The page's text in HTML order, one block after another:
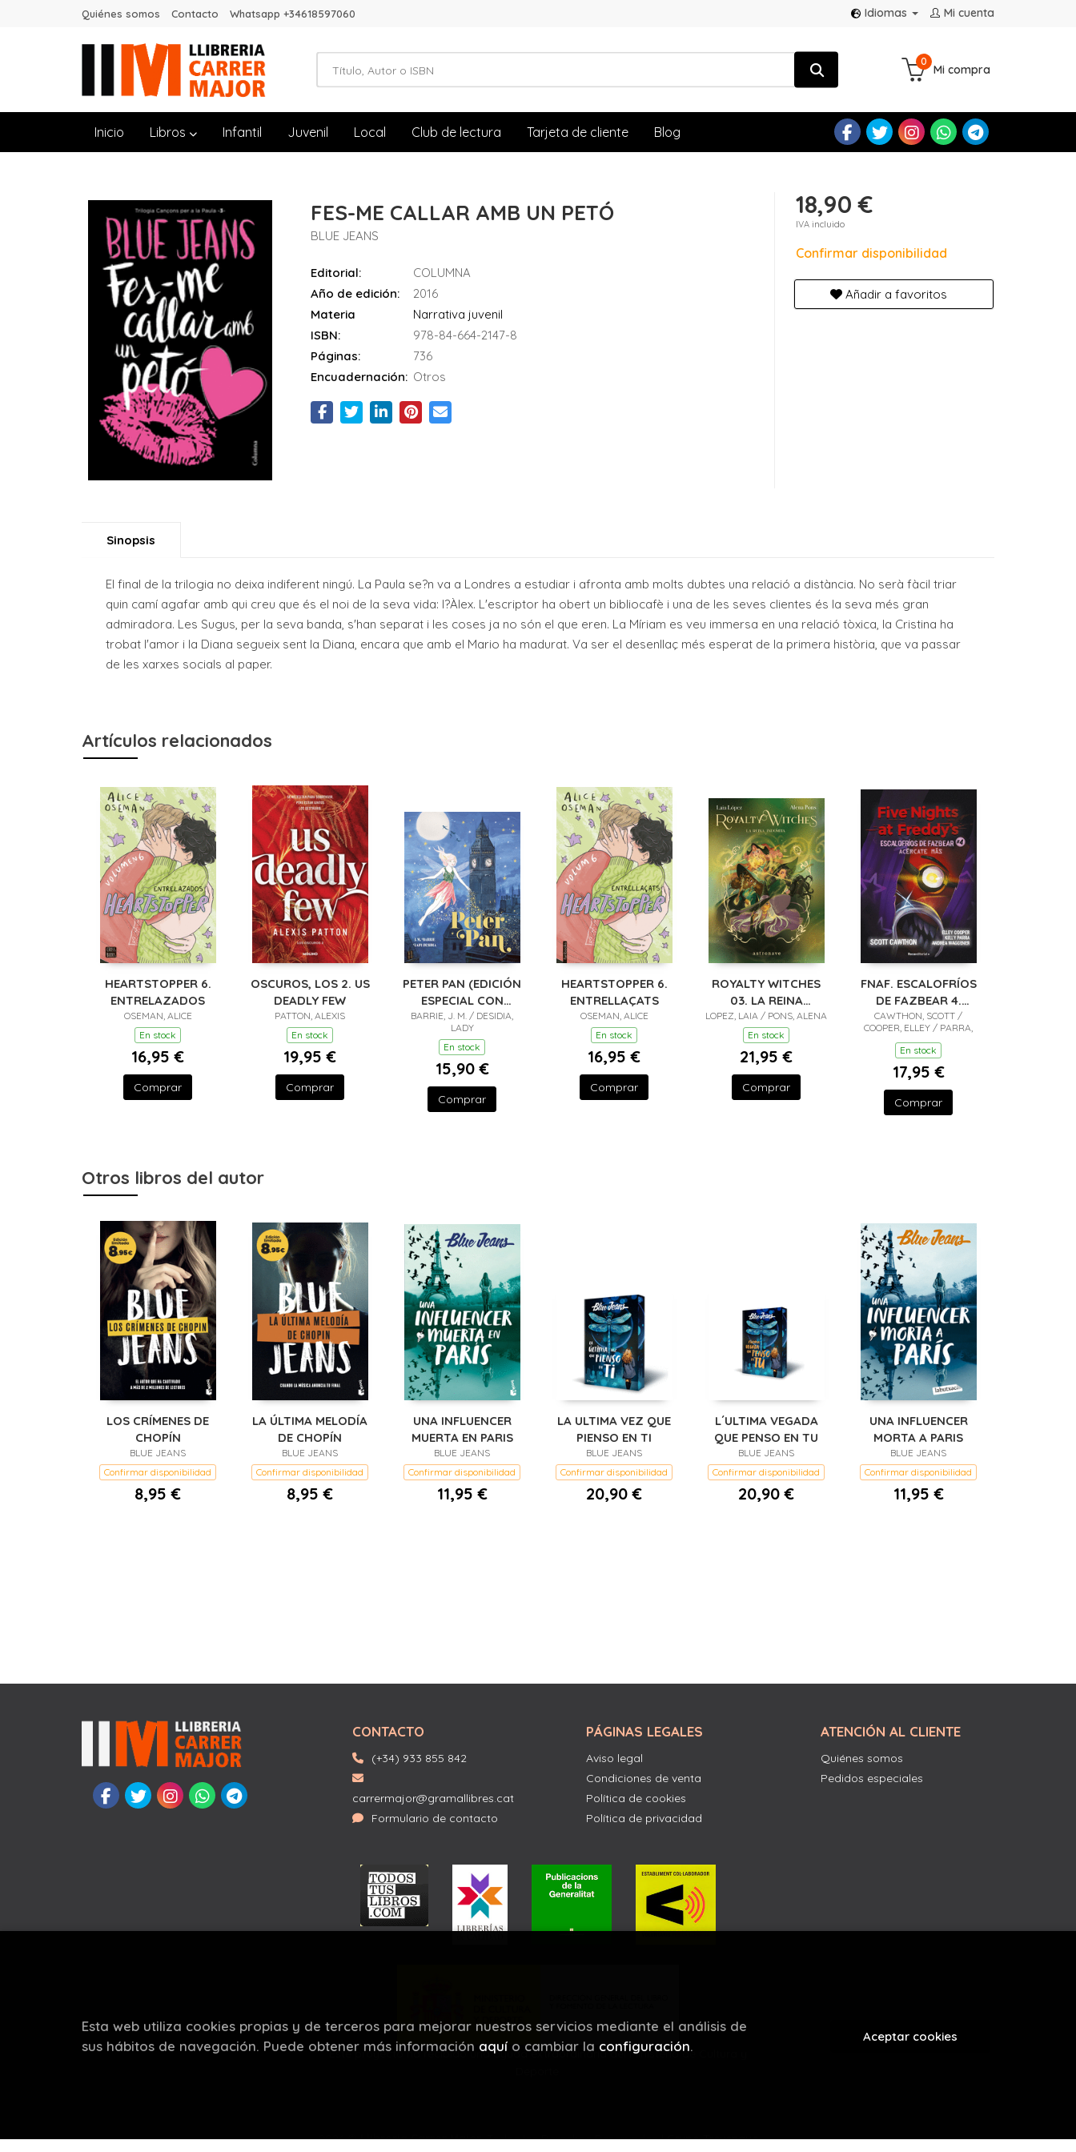
Mi cuenta
Idiomas
Quiénes somos Contacto Whatsapp +34618597060
Mi compra
0
Inicio Libros Infantil Juvenil Local Club de lectura Tarjeta de cliente Blog
FES-ME CALLAR AMB UN PETÓ
BLUE JEANS
Editorial:
COLUMNA
Año de edición:
2016
Materia
Narrativa juvenil
ISBN:
978-84-664-2147-8
Páginas:
736
Encuadernación: Otros
18,90 €
IVA incluido
Confirmar disponibilidad
Añadir a favoritos
Sinopsis
El final de la trilogia no deixa indiferent ningú. La Paula se?n va a Londres a estudiar i afronta amb molts dubtes una relació a distància. No serà fàcil triar
quin camí agafar amb qui creu que és el noi de la seva vida: l?Àlex. L'escriptor ha obert un bibliocafè i una de les seves clientes és la seva més gran
admiradora. Les Sugus, per la seva banda, s'han separat i les coses ja no són el que eren. La Míriam es veu immersa en una relació tòxica, la Cristina ha
trobat l'amor i la Diana segueix sent la Diana, encara que amb el Mario ha madurat. Va ser el desenllaç més esperat de la primera història, que va passar
de les xarxes socials al paper.
Artículos relacionados
HEARTSTOPPER 6.
ENTRELAZADOS
OSEMAN, ALICE
En stock
16,95 €
Comprar
OSCUROS, LOS 2. US
DEADLY FEW
PATTON, ALEXIS
En stock
19,95 €
Comprar
PETER PAN (EDICIÓN
ESPECIAL CON
CANTOS TINTADOS)
BARRIE, J. M. / DESIDIA,
LADY
En stock
15,90 €
Comprar
HEARTSTOPPER 6.
ENTRELLAÇATS
OSEMAN, ALICE
En stock
16,95 €
Comprar
ROYALTY WITCHES
03. LA REINA
INDOMITA
LOPEZ, LAIA / PONS, ALENA
En stock
21,95 €
Comprar
FNAF. ESCALOFRÍOS
DE FAZBEAR 4.
ACERCATE
CAWTHON, SCOTT /
COOPER, ELLEY / PARRA,
KELL
En stock
17,95 €
Comprar
Otros libros del autor
LOS CRÍMENES DE
CHOPÍN
BLUE JEANS
Confirmar disponibilidad
8,95 €
LA ÚLTIMA MELODÍA
DE CHOPÍN
BLUE JEANS
Confirmar disponibilidad
8,95 €
UNA INFLUENCER
MUERTA EN PARIS
BLUE JEANS
Confirmar disponibilidad
11,95 €
LA ULTIMA VEZ QUE
PIENSO EN TI
BLUE JEANS
Confirmar disponibilidad
20,90 €
L´ULTIMA VEGADA
QUE PENSO EN TU
BLUE JEANS
Confirmar disponibilidad
20,90 €
UNA INFLUENCER
MORTA A PARIS
BLUE JEANS
Confirmar disponibilidad
11,95 €
CONTACTO
(+34) 933 855 842
carrermajor@gramallibres.cat
Formulario de contacto
PÁGINAS LEGALES
Aviso legal
Condiciones de venta
Política de cookies
Política de privacidad
ATENCIÓN AL CLIENTE
Quiénes somos
Pedidos especiales
Este proyecto ha recibido una ayuda extraordinaria del Ministerio de Cultura y
2026 ©Llibreria Carrer Major. Todos los Derechos Reservados |Grupo Trevenque
Esta web utiliza cookies propias y de terceros para mejorar nuestros servicios mediante el análisis de
sus hábitos de navegación. Puede obtener más información aquí o cambiar la configuración.
Aceptar cookies